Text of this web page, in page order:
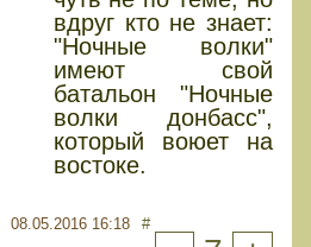
вдруг кто не знает:
"Ночные волки"
имеют свой
батальон "Ночные
волки донбасс",
который воюет на
востоке.
08.05.2016 16:18 #